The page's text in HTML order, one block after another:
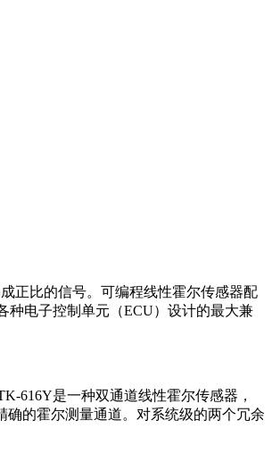
正比的信号。可编程线性霍尔传感器配
种电子控制单元（ECU）设计的最大兼
616Y是一种双通道线性霍尔传感器，
确的霍尔测量通道。对系统级的两个冗余